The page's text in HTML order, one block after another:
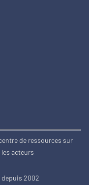
de ressources sur
acteurs
depuis 2002